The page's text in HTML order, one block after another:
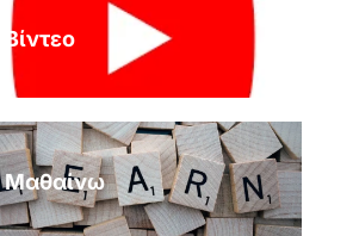
Βίντεο
Μαθαίνω